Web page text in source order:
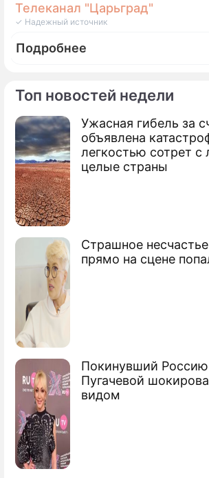
Топ новостей недели
Ужасная гибель за
объявлена
легкостью сотрет с
целые страны
Страшное
прямо на сцене
Покинувший Россию
Пугачевой
видом
Телеканал "Царьград"
✓ Надежный источник
Подробнее
По теме
Продолжение: В
палате опасаются